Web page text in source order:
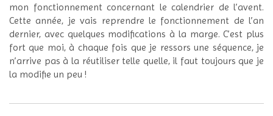
mon fonctionnement concernant le calendrier de l’avent.
Cette année, je vais reprendre le fonctionnement de l’an
dernier, avec quelques modifications à la marge. C’est plus
fort que moi, à chaque fois que je ressors une séquence, je
n’arrive pas à la réutiliser telle quelle, il faut toujours que je
la modifie un peu !